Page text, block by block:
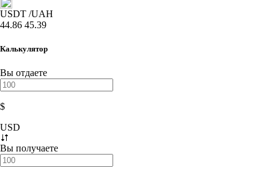
USDT /UAH
44.86 45.39
Калькулятор
Вы отдаете
$
USD
Вы получаете